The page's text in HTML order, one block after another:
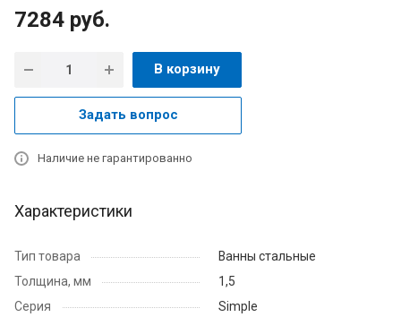
7284 руб.
В корзину
Задать вопрос
Наличие не гарантированно
Характеристики
Тип товара
Ванны стальные
Толщина, мм
1,5
Серия
Simple